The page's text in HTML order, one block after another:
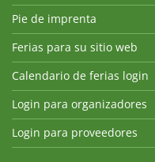
Pie de imprenta
Ferias para su sitio web
Calendario de ferias login
Login para organizadores
Login para proveedores